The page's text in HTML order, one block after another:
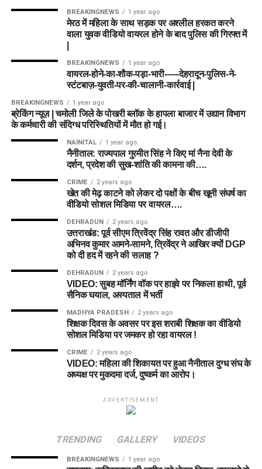
BREAKINGNEWS 1 year ago
मेरठ में महिला के साथ सड़क पर अश्लील हरकत करने
वाला युवक वीडियो वायरल होने के बाद पुलिस की गिरफ्त में
BREAKINGNEWS 1 year ago
वायरल-होने-का-शौक-पड़ा-भारी-—-देहरादून-पुलिस-ने-
स्टंटबाज़-युवती-पर-की-चालानी-कार्रवाई |
BREAKINGNEWS 1 year ago
ब्रेकिंग न्यूज़ | चमोली जिले के पोखरी ब्लॉक के हापला बाजार में उद्यान विभाग
के कर्मचारी की संदिग्ध परिस्थितियों में मौत हो गई।
NAINITAL 1 year ago
नैनीताल: राज्यपाल गुरमीत सिंह ने किए मां नैना देवी के
दर्शन, प्रदेश की सुख-शांति की कामना की….
CRIME 2 years ago
खेत की मेढ़ काटने को लेकर दो पक्षों के बीच खूनी संघर्ष का
वीडियो सोशल मिडिया पर वायरल….
DEHRADUN 2 years ago
उत्तराखंड: पूर्व सीएम त्रिवेंद्र सिंह रावत और डीजीपी
अभिनव कुमार आमने-सामने, त्रिवेंद्र ने आखिर क्यों DGP
को दी हद में रहने की सलाह ?
DEHRADUN 2 years ago
VIDEO: सुबह मॉर्निंग वॉक पर हाइवे पर निकला हाथी, पूर्व
सैनिक घयाल, अस्पताल में भर्ती
MADHYA PRADESH 2 years ago
शिक्षक दिवस के अवसर पर इस शराबी शिक्षक का वीडियो
सोशल मिडिया पर जमकर हो रहा वायरल !
CRIME 2 years ago
VIDEO: महिला की शिकायत पर हुआ नैनीताल दुग्ध संघ के
अध्यक्ष पर मुकदमा दर्ज, दुष्कर्म का आरोप।
ADVERTISEMENT
TRENDING GALLERY VIDEOS
BREAKINGNEWS 1 year ago